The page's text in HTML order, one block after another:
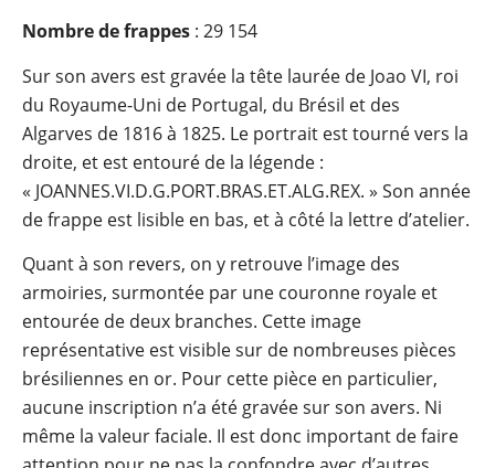
Nombre de frappes : 29 154
Sur son avers est gravée la tête laurée de Joao VI, roi
du Royaume-Uni de Portugal, du Brésil et des
Algarves de 1816 à 1825. Le portrait est tourné vers la
droite, et est entouré de la légende :
« JOANNES.VI.D.G.PORT.BRAS.ET.ALG.REX. » Son année
de frappe est lisible en bas, et à côté la lettre d’atelier.
Quant à son revers, on y retrouve l’image des
armoiries, surmontée par une couronne royale et
entourée de deux branches. Cette image
représentative est visible sur de nombreuses pièces
brésiliennes en or. Pour cette pièce en particulier,
aucune inscription n’a été gravée sur son avers. Ni
même la valeur faciale. Il est donc important de faire